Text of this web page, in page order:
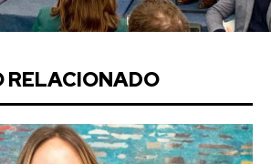
RELACIONADO